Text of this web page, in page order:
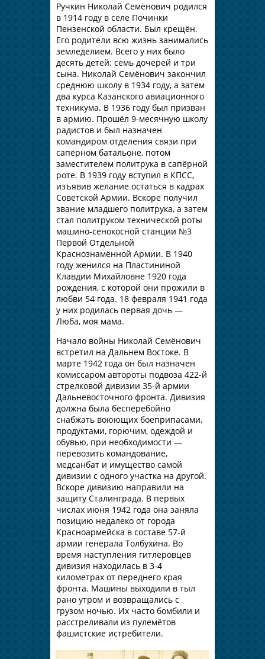
Ручкин Николай Семёнович родился
в 1914 году в селе Починки
Пензенской области. Был крещён.
Его родители всю жизнь занимались
земледелием. Всего у них было
десять детей: семь дочерей и три
сына. Николай Семёнович закончил
среднюю школу в 1934 году, а затем
два курса Казанского авиационного
техникума. В 1936 году был призван
в армию. Прошёл 9-месячную школу
радистов и был назначен
командиром отделения связи при
сапёрном батальоне, потом
заместителем политрука в сапёрной
роте. В 1939 году вступил в КПСС,
изъявив желание остаться в кадрах
Советской Армии. Вскоре получил
звание младшего политрука, а затем
стал политруком технической роты
машино-сенокосной станции №3
Первой Отдельной
Краснознамённой Армии. В 1940
году женился на Пластининой
Клавдии Михайловне 1920 года
рождения, с которой они прожили в
любви 54 года. 18 февраля 1941 года
у них родилась первая дочь —
Люба, моя мама.
Начало войны Николай Семёнович
встретил на Дальнем Востоке. В
марте 1942 года он был назначен
комиссаром автороты подвоза 422-й
стрелковой дивизии 35-й армии
Дальневосточного фронта. Дивизия
должна была бесперебойно
снабжать воюющих боеприпасами,
продуктами, горючим, одеждой и
обувью, при необходимости —
перевозить командование,
медсанбат и имущество самой
дивизии с одного участка на другой.
Вскоре дивизию направили на
защиту Сталинграда. В первых
числах июня 1942 года она заняла
позицию недалеко от города
Красноармейска в составе 57-й
армии генерала Толбухина. Во
время наступления гитлеровцев
дивизия находилась в 3-4
километрах от переднего края
фронта. Машины выходили в тыл
рано утром и возвращались с
грузом ночью. Их часто бомбили и
расстреливали из пулемётов
фашистские истребители.